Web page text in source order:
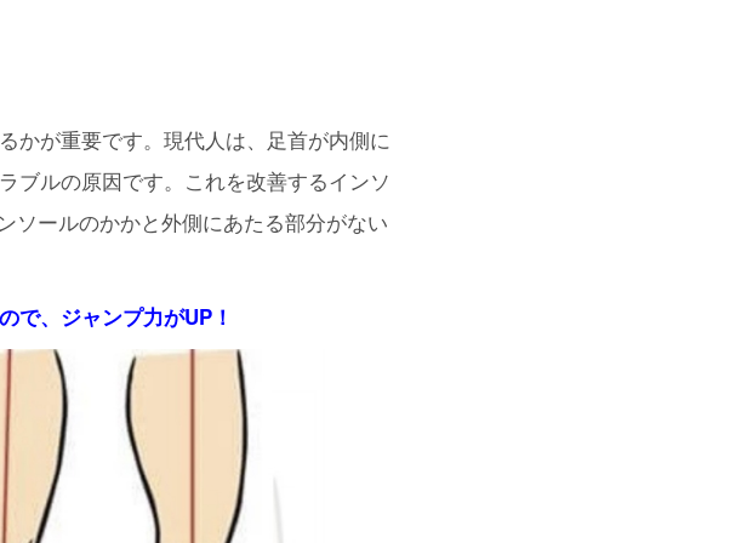
かが重要です。現代⼈は、⾜⾸が内側に
ブルの原因です。これを改善するインソ
ソールのかかと外側にあたる部分がない
で、ジャンプ力がUP！